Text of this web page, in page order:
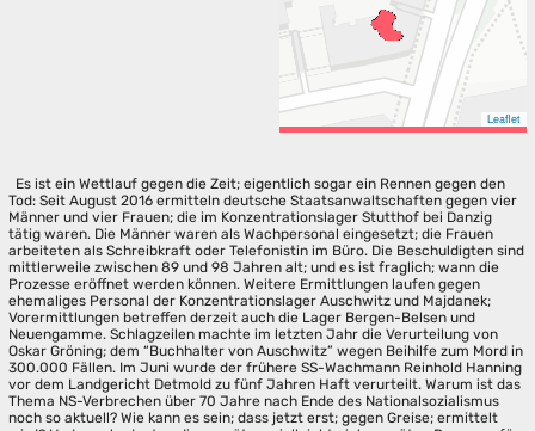
Leaflet
Es ist ein Wettlauf gegen die Zeit; eigentlich sogar ein Rennen gegen den
Tod: Seit August 2016 ermitteln deutsche Staatsanwaltschaften gegen vier
Männer und vier Frauen; die im Konzentrationslager Stutthof bei Danzig
tätig waren. Die Männer waren als Wachpersonal eingesetzt; die Frauen
arbeiteten als Schreibkraft oder Telefonistin im Büro. Die Beschuldigten sind
mittlerweile zwischen 89 und 98 Jahren alt; und es ist fraglich; wann die
Prozesse eröffnet werden können. Weitere Ermittlungen laufen gegen
ehemaliges Personal der Konzentrationslager Auschwitz und Majdanek;
Vorermittlungen betreffen derzeit auch die Lager Bergen-Belsen und
Neuengamme. Schlagzeilen machte im letzten Jahr die Verurteilung von
Oskar Gröning; dem “Buchhalter von Auschwitz” wegen Beihilfe zum Mord in
300.000 Fällen. Im Juni wurde der frühere SS-Wachmann Reinhold Hanning
vor dem Landgericht Detmold zu fünf Jahren Haft verurteilt. Warum ist das
Thema NS-Verbrechen über 70 Jahre nach Ende des Nationalsozialismus
noch so aktuell? Wie kann es sein; dass jetzt erst; gegen Greise; ermittelt